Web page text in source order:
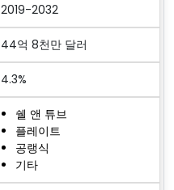
2019-2032
44억 8천만 달러
4.3%
쉘 앤 튜브
플레이트
공랭식
기타